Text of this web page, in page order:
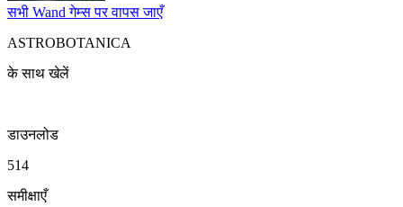
सभी Wand गेम्स पर वापस जाएँ
ASTROBOTANICA
के साथ खेलें
डाउनलोड
514
समीक्षाएँ